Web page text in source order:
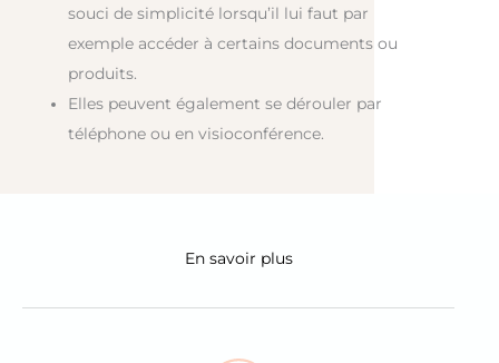
souci de simplicité lorsqu’il lui faut par
exemple accéder à certains documents ou
produits.
Elles peuvent également se dérouler par
téléphone ou en visioconférence.
En savoir plus